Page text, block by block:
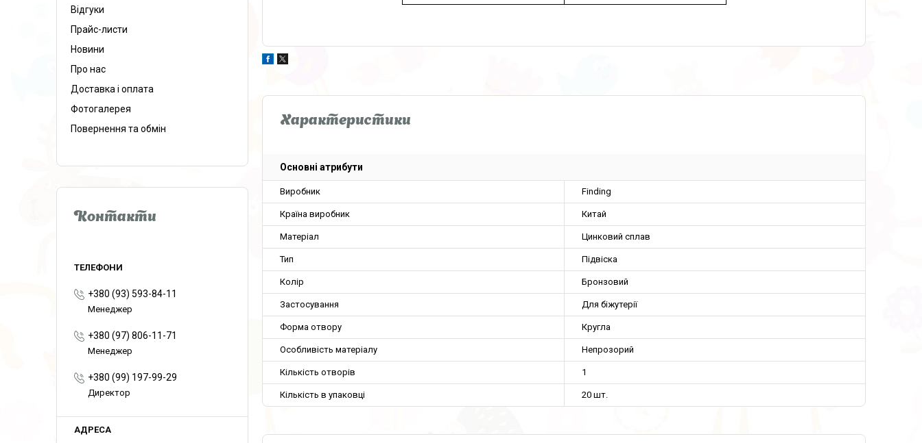
Характеристики
Основні атрибути
Виробник Finding
Країна виробник Китай
Матеріал Цинковий сплав
Тип Підвіска
Колір Бронзовий
Застосування Для біжутерії
Форма отвору Кругла
Особливість матеріалу Непрозорий
Кількість отворів 1
Кількість в упаковці 20 шт.
Відгуки
Прайс-листи
Новини
Про нас
Доставка і оплата
Фотогалерея
Повернення та обмін
Контакти
+380 (93) 593-84-11
Менеджер
+380 (97) 806-11-71
Менеджер
+380 (99) 197-99-29
Директор